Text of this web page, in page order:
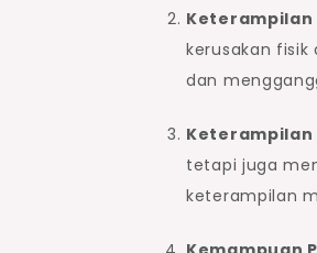
Keterampilan
kerusakan
dan
Keterampilan
tetapi juga
keterampilan